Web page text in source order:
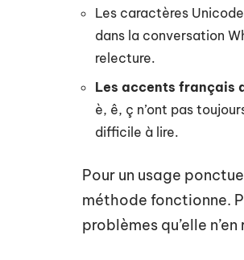
Les caractères
dans la conversation
relecture.
Les accents français
è, ê, ç n’ont pas
difficile à lire.
Pour un usage
méthode fonctionne.
problèmes qu’elle